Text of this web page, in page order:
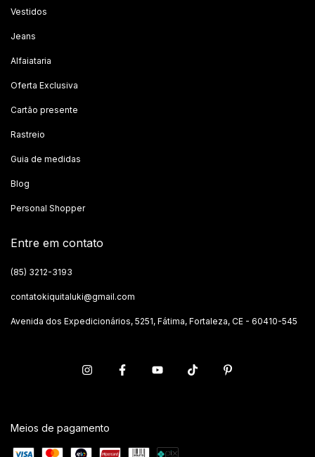
Vestidos
Jeans
Alfaiataria
Oferta Exclusiva
Cartão presente
Rastreio
Guia de medidas
Blog
Personal Shopper
Entre em contato
(85) 3212-3193
contatokiquitaluki@gmail.com
Avenida dos Expedicionários, 5251, Fátima, Fortaleza, CE - 60410-545
Meios de pagamento